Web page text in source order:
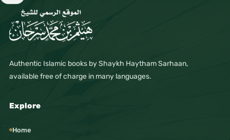
Authentic Islamic books by Shaykh Haytham Sarhaan,
available free of charge in many languages.
Explore
Home